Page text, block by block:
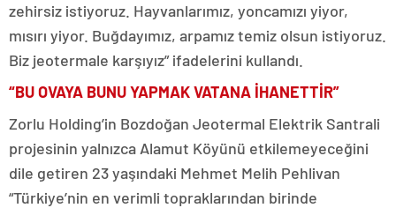
zehirsiz istiyoruz. Hayvanlarımız, yoncamızı yiyor,
mısırı yiyor. Buğdayımız, arpamız temiz olsun istiyoruz.
Biz jeotermale karşıyız” ifadelerini kullandı.
“BU OVAYA BUNU YAPMAK VATANA İHANETTİR”
Zorlu Holding’in Bozdoğan Jeotermal Elektrik Santrali
projesinin yalnızca Alamut Köyünü etkilemeyeceğini
dile getiren 23 yaşındaki Mehmet Melih Pehlivan
“Türkiye’nin en verimli topraklarından birinde